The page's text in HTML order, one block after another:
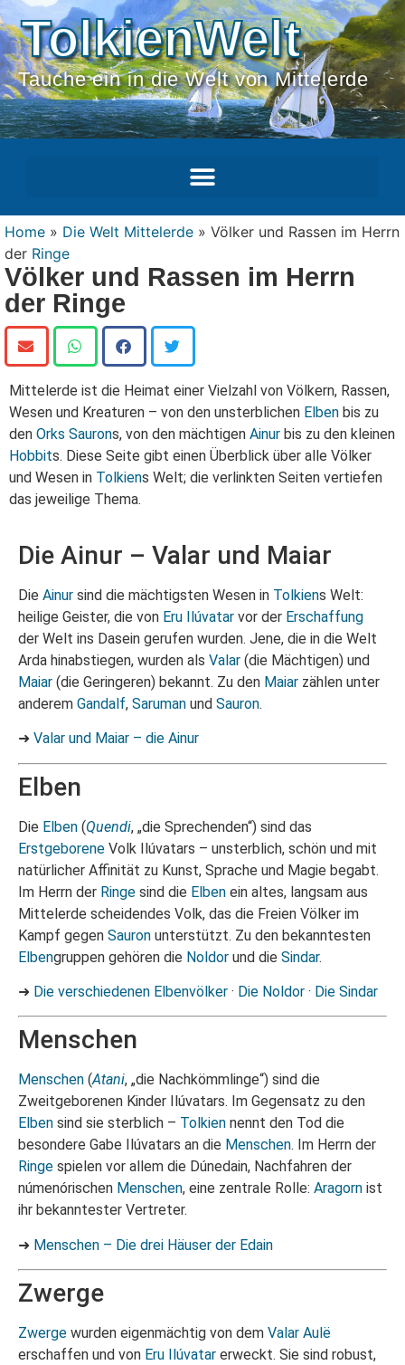
TolkienWelt
Tauche ein in die Welt von Mittelerde
Home » Die Welt Mittelerde » Völker und Rassen im Herrn
der Ringe
Völker und Rassen im Herrn
der Ringe
Mittelerde ist die Heimat einer Vielzahl von Völkern, Rassen,
Wesen und Kreaturen – von den unsterblichen Elben bis zu
den Orks Saurons, von den mächtigen Ainur bis zu den kleinen
Hobbits. Diese Seite gibt einen Überblick über alle Völker
und Wesen in Tolkiens Welt; die verlinkten Seiten vertiefen
das jeweilige Thema.
Die Ainur – Valar und Maiar
Die Ainur sind die mächtigsten Wesen in Tolkiens Welt:
heilige Geister, die von Eru Ilúvatar vor der Erschaffung
der Welt ins Dasein gerufen wurden. Jene, die in die Welt
Arda hinabstiegen, wurden als Valar (die Mächtigen) und
Maiar (die Geringeren) bekannt. Zu den Maiar zählen unter
anderem Gandalf, Saruman und Sauron.
➜ Valar und Maiar – die Ainur
Elben
Die Elben (Quendi, „die Sprechenden“) sind das
Erstgeborene Volk Ilúvatars – unsterblich, schön und mit
natürlicher Affinität zu Kunst, Sprache und Magie begabt.
Im Herrn der Ringe sind die Elben ein altes, langsam aus
Mittelerde scheidendes Volk, das die Freien Völker im
Kampf gegen Sauron unterstützt. Zu den bekanntesten
Elbengruppen gehören die Noldor und die Sindar.
➜ Die verschiedenen Elbenvölker · Die Noldor · Die Sindar
Menschen
Menschen (Atani, „die Nachkömmlinge“) sind die
Zweitgeborenen Kinder Ilúvatars. Im Gegensatz zu den
Elben sind sie sterblich – Tolkien nennt den Tod die
besondere Gabe Ilúvatars an die Menschen. Im Herrn der
Ringe spielen vor allem die Dúnedain, Nachfahren der
númenórischen Menschen, eine zentrale Rolle: Aragorn ist
ihr bekanntester Vertreter.
➜ Menschen – Die drei Häuser der Edain
Zwerge
Zwerge wurden eigenmächtig von dem Valar Aulë
erschaffen und von Eru Ilúvatar erweckt. Sie sind robust,